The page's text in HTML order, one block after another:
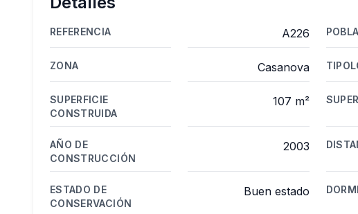
REFERENCIA A226
ZONA Casanova
SUPERFICIE
CONSTRUIDA
107 m²
AÑO DE
CONSTRUCCIÓN
2003
ESTADO DE
CONSERVACIÓN
Buen estado